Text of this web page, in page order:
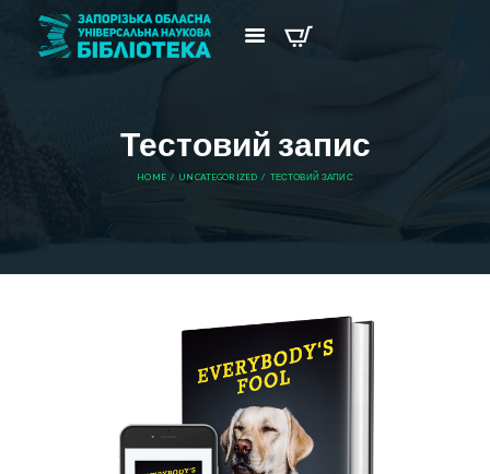
Тестовий запис
HOME UNCATEGORIZED ТЕСТОВИЙ ЗАПИС